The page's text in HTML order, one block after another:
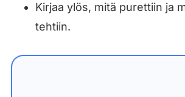
Kirjaa ylös, mitä purettiin ja
tehtiin.